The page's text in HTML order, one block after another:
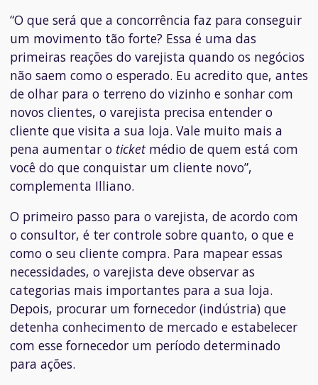
“O que será que a concorrência faz para conseguir
um movimento tão forte? Essa é uma das
primeiras reações do varejista quando os negócios
não saem como o esperado. Eu acredito que, antes
de olhar para o terreno do vizinho e sonhar com
novos clientes, o varejista precisa entender o
cliente que visita a sua loja. Vale muito mais a
pena aumentar o ticketmédio de quem está com
você do que conquistar um cliente novo”,
complementa Illiano.
O primeiro passo para o varejista, de acordo com
o consultor, é ter controle sobre quanto, o que e
como o seu cliente compra. Para mapear essas
necessidades, o varejista deve observar as
categorias mais importantes para a sua loja.
Depois, procurar um fornecedor (indústria) que
detenha conhecimento de mercado e estabelecer
com esse fornecedor um período determinado
para ações.